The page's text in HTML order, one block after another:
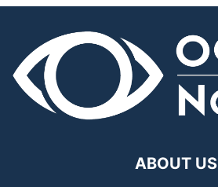
ABOUT US